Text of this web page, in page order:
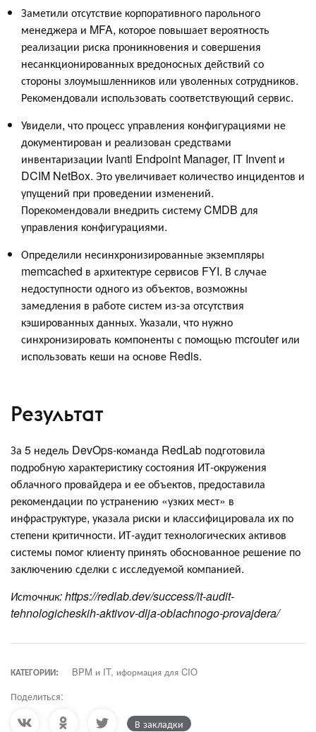
Заметили отсутствие корпоративного парольного
менеджера и MFA, которое повышает вероятность
реализации риска проникновения и совершения
несанкционированных вредоносных действий со
стороны злоумышленников или уволенных сотрудников.
Рекомендовали использовать соответствующий сервис.
Увидели, что процесс управления конфигурациями не
документирован и реализован средствами
инвентаризации Ivanti Endpoint Manager, IT Invent и
DCIM NetBox. Это увеличивает количество инцидентов и
упущений при проведении изменений.
Порекомендовали внедрить систему CMDB для
управления конфигурациями.
Определили несинхронизированные экземпляры
memcached в архитектуре сервисов FYI. В случае
недоступности одного из объектов, возможны
замедления в работе систем из-за отсутствия
кэшированных данных. Указали, что нужно
синхронизировать компоненты с помощью mcrouter или
использовать кеши на основе Redis.
Результат
За 5 недель DevOps-команда RedLab подготовила
подробную характеристику состояния ИТ-окружения
облачного провайдера и ее объектов, предоставила
рекомендации по устранению «узких мест» в
инфраструктуре, указала риски и классифицировала их по
степени критичности. ИТ-аудит технологических активов
системы помог клиенту принять обоснованное решение по
заключению сделки с исследуемой компанией.
Источник: https://redlab.dev/success/it-audit-
tehnologicheskih-aktivov-dlja-oblachnogo-provajdera/
КАТЕГОРИИ: BPM и IT, иформация для CIO
Поделиться:
В закладки